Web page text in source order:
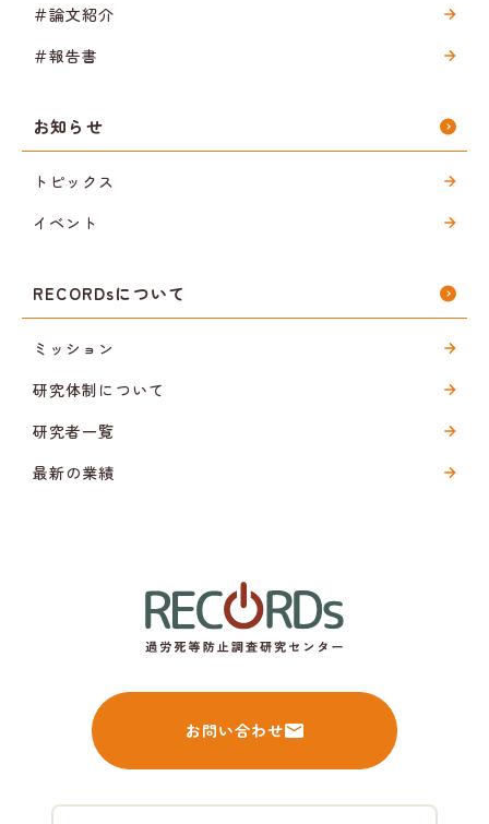
＃論文紹介
＃報告書
お知らせ
トピックス
イベント
RECORDsについて
ミッション
研究体制について
研究者一覧
最新の業績
お問い合わせ